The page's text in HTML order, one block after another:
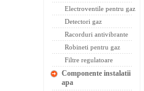
Electroventile pentru gaz
Detectori gaz
Racorduri antivibrante
Robineti pentru gaz
Filtre regulatoare
Componente instalatii
apa